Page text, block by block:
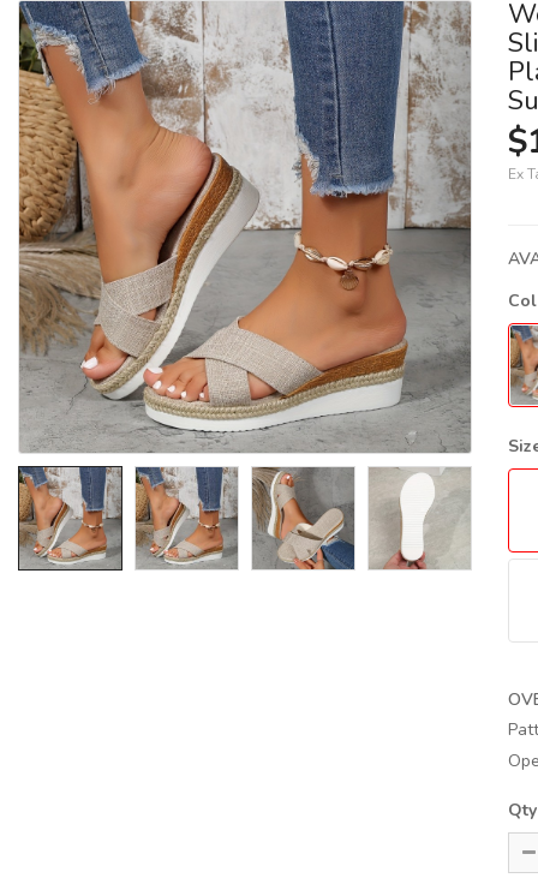
Ex
Qty